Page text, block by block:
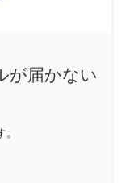
が届かない